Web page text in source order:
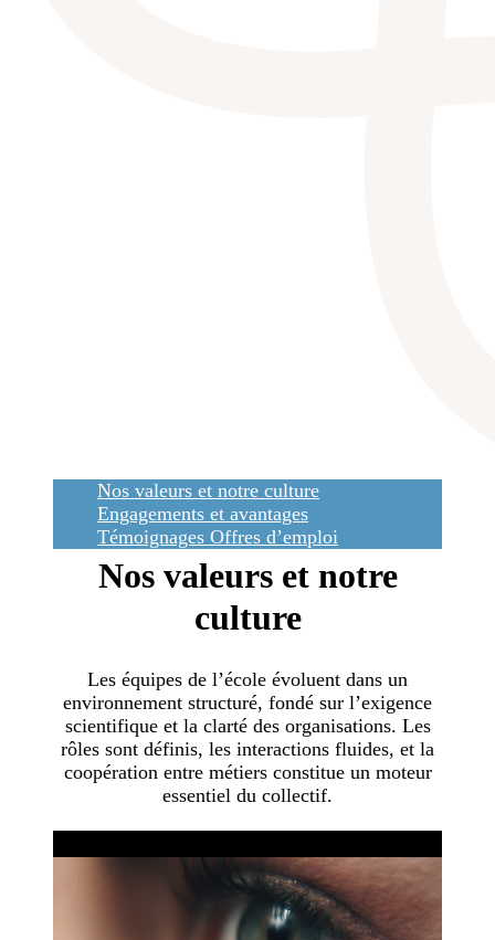
Nos valeurs et notre culture
Engagements et avantages
Témoignages Offres d’emploi
Nos valeurs et notre
culture
Les équipes de l’école évoluent dans un
environnement structuré, fondé sur l’exigence
scientifique et la clarté des organisations. Les
rôles sont définis, les interactions fluides, et la
coopération entre métiers constitue un moteur
essentiel du collectif.